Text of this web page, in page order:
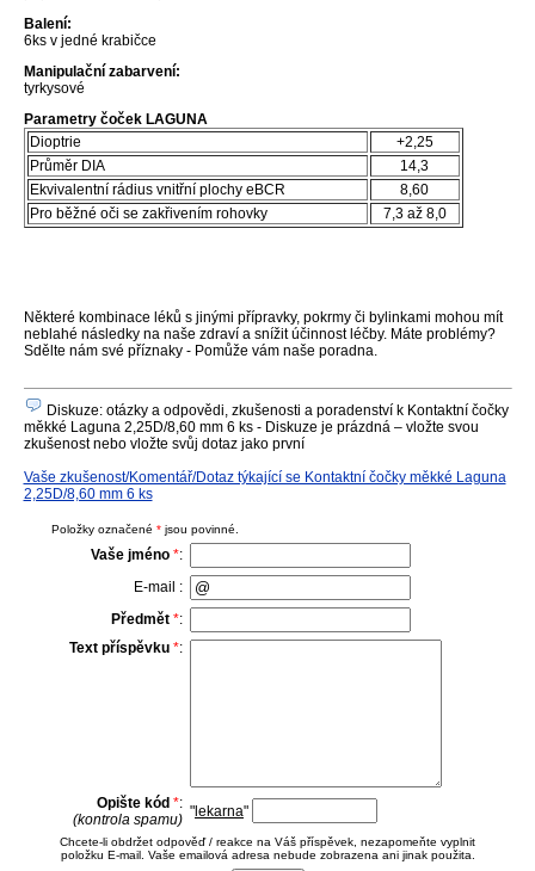
Balení:
6ks v jedné krabičce
Manipulační zabarvení:
tyrkysové
Parametry čoček LAGUNA
Dioptrie
+2,25
Průměr DIA
14,3
Ekvivalentní rádius vnitřní plochy eBCR
8,60
Pro běžné oči se zakřivením rohovky
7,3 až 8,0
Některé kombinace léků s jinými přípravky, pokrmy či bylinkami mohou mít
neblahé následky na naše zdraví a snížit účinnost léčby. Máte problémy?
Sdělte nám své příznaky - Pomůže vám naše poradna.
Diskuze: otázky a odpovědi, zkušenosti a poradenství k Kontaktní čočky
měkké Laguna 2,25D/8,60 mm 6 ks - Diskuze je prázdná – vložte svou
zkušenost nebo vložte svůj dotaz jako první
Vaše zkušenost/Komentář/Dotaz týkající se Kontaktní čočky měkké Laguna
2,25D/8,60 mm 6 ks
Položky označené * jsou povinné.
Vaše jméno *:
E-mail :
Předmět *:
Text příspěvku *:
Opište kód *:
(kontrola spamu) " lekarna"
Chcete-li obdržet odpověď / reakce na Váš příspěvek, nezapomeňte vyplnit
položku E-mail. Vaše emailová adresa nebude zobrazena ani jinak použita.